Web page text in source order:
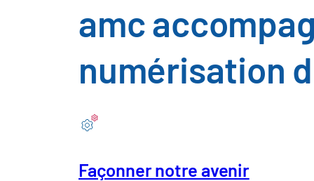
amc
numérisation
Façonner notre avenir